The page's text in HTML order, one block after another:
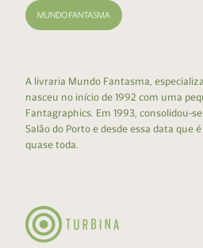
A livraria Mundo Fantasma,
nasceu no início de 1992 com uma
Fantagraphics. Em 1993, consolidou-
Salão do Porto e desde essa data que
quase toda.